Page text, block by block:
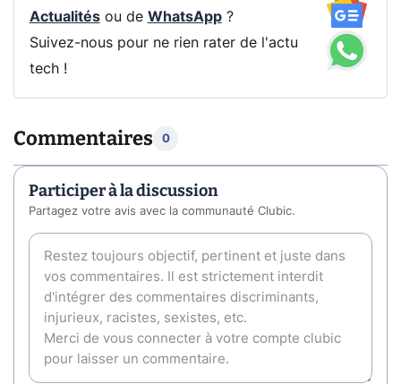
Actualitésou de WhatsApp?
Suivez-nous pour ne rien rater de l'actu
tech !
Commentaires 0
Participer à la discussion
Partagez votre avis avec la communauté Clubic.